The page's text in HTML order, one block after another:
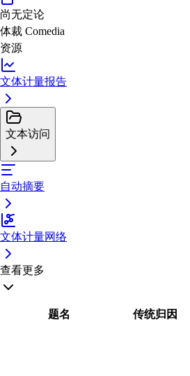
尚无定论
体裁 Comedia
资源
文体计量报告
文本访问
自动摘要
文体计量网络
查看更多
题名 传统归因